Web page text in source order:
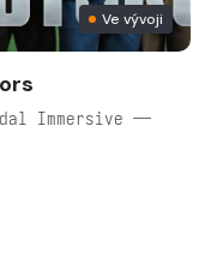
Ve vývoji
Immersive —